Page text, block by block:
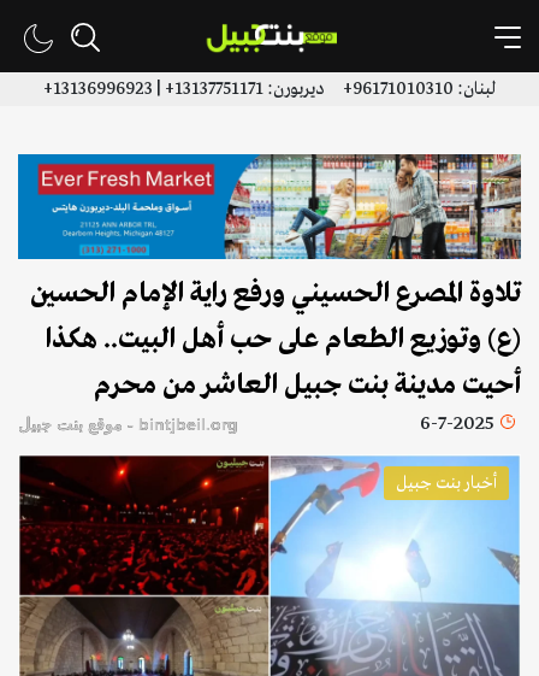
لبنان: 96171010310+ ديربورن: 13137751171+ | 13136996923+
تلاوة المصرع الحسيني ورفع راية الإمام الحسين
(ع) وتوزيع الطعام على حب أهل البيت.. هكذا
أحيت مدينة بنت جبيل العاشر من محرم
6-7-2025 bintjbeil.org - موقع بنت جبيل
أخبار بنت جبيل